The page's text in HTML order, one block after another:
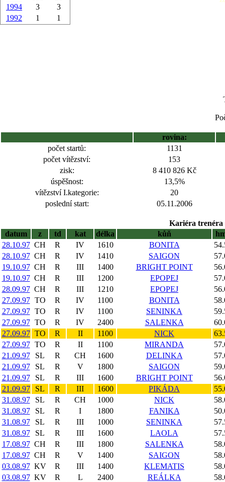
1994
3
3
1992
1 1
rovina:
počet startů:
1131
počet vítězství:
153
zisk:
8 410 826 Kč
úspěšnost:
13,5%
vítězství I.kategorie:
20
poslední start:
05.11.2006
Kariéra trenéra
datum
z td kat délka kůň
28.10.97 CH R IV 1610 BONITA
28.10.97 CH R IV 1410 SAIGON
19.10.97 CH R III 1400 BRIGHT POINT
19.10.97 CH R III 1200 EPOPEJ
28.09.97 CH R III 1210 EPOPEJ
27.09.97 TO R IV 1100 BONITA
27.09.97 TO R IV 1100 SENINKA
27.09.97 TO R IV 2400 SALENKA
27.09.97 TO R II 1100 NICK
27.09.97 TO R II 1100 MIRANDA
21.09.97
SL R CH 1600 DELINKA
21.09.97
SL R V 1800 SAIGON
21.09.97
SL R III 1600 BRIGHT POINT
21.09.97
SL R III 1600 PIKÁDA
31.08.97
SL R CH 1000 NICK
31.08.97
SL R I 1800 FANIKA
31.08.97
SL R III 1000 SENINKA
31.08.97
SL R III 1600 LAOLA
17.08.97 CH R III 1800 SALENKA
17.08.97 CH R V 1400 SAIGON
03.08.97 KV R III 1400 KLEMATIS
03.08.97 KV R L 2400 REÁLKA